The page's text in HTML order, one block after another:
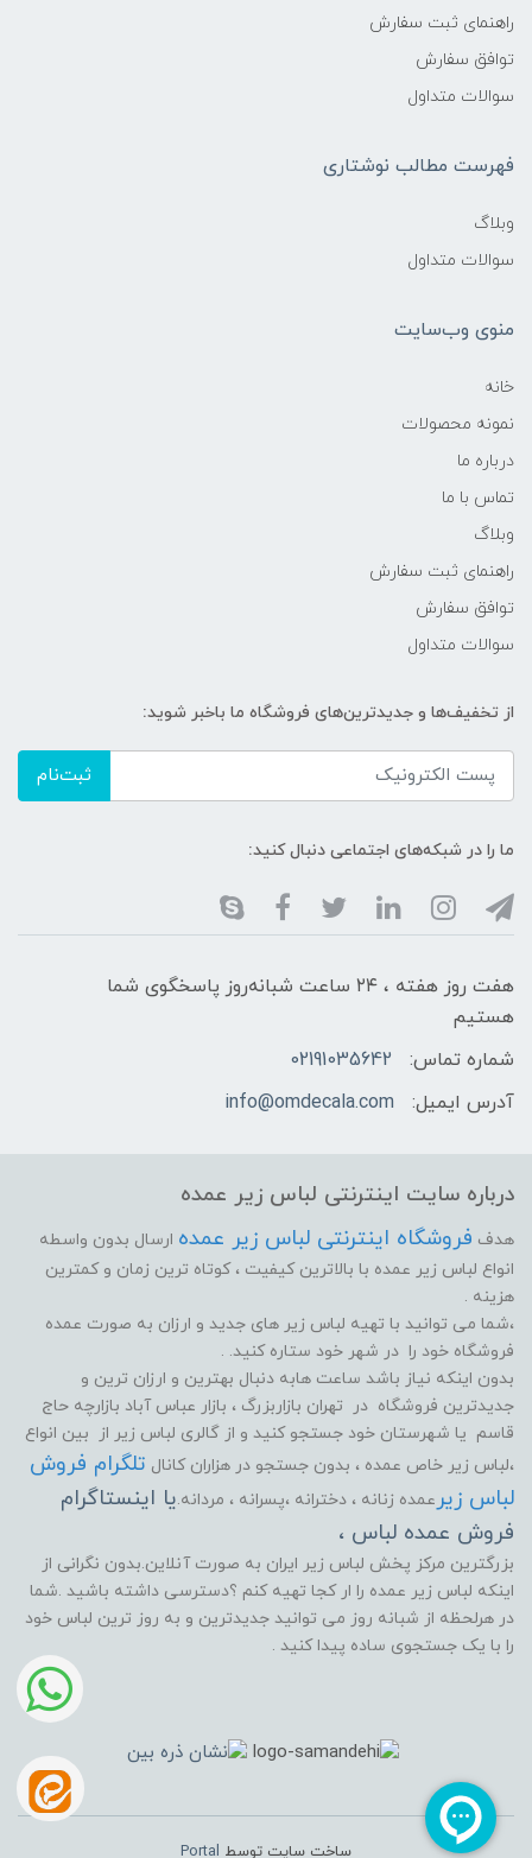
راهنمای ثبت سفارش
توافق سفارش
سوالات متداول
فهرست مطالب نوشتاری
وبلاگ
سوالات متداول
منوی وب‌سایت
خانه
نمونه محصولات
درباره ما
تماس با ما
وبلاگ
راهنمای ثبت سفارش
توافق سفارش
سوالات متداول
از تخفیف‌ها و جدیدترین‌های فروشگاه ما باخبر شوید:
ثبت‌نام
ما را در شبکه‌های اجتماعی دنبال کنید:
هفت روز هفته ، ۲۴ ساعت شبانه‌روز پاسخگوی شما
هستیم
شماره تماس:
02191035642
آدرس ایمیل:
info@omdecala.com
درباره سایت اینترنتی لباس زیر عمده
هدف فروشگاه اینترنتی لباس زیر عمده ارسال بدون واسطه
انواع لباس زیر عمده با بالاترین کیفیت ، کوتاه ترین زمان و کمترین
هزینه .
،شما می توانید با تهیه لباس زیر های جدید و ارزان به صورت عمده
فروشگاه خود را در شهر خود ستاره کنید. .
بدون اینکه نیاز باشد ساعت هابه دنبال بهترین و ارزان ترین و
جدیدترین فروشگاه در تهران بازاربزرگ ، بازار عباس آباد بازارچه حاج
قاسم یا شهرستان خود جستجو کنید و از گالری لباس زیر از بین انواع
،لباس زیر خاص عمده ، بدون جستجو در هزاران کانال تلگرام فروش
لباس زیر عمده زنانه ، دخترانه ،پسرانه ، مردانه.یا اینستاگرام
فروش عمده لباس ،
بزرگترین مرکز پخش لباس زیر ایران به صورت آنلاین.بدون نگرانی از
اینکه لباس زیر عمده را ار کجا تهیه کنم ؟دسترسی داشته باشید .شما
در هرلحظه از شبانه روز می توانید جدیدترین و به روز ترین لباس خود
را با یک جستجوی ساده پیدا کنید .
ساخت سایت توسط Portal